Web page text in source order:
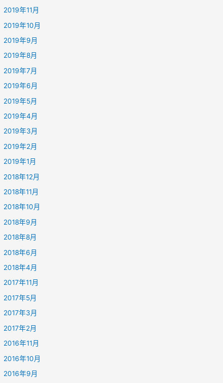
2019年11月
2019年10月
2019年9月
2019年8月
2019年7月
2019年6月
2019年5月
2019年4月
2019年3月
2019年2月
2019年1月
2018年12月
2018年11月
2018年10月
2018年9月
2018年8月
2018年6月
2018年4月
2017年11月
2017年5月
2017年3月
2017年2月
2016年11月
2016年10月
2016年9月